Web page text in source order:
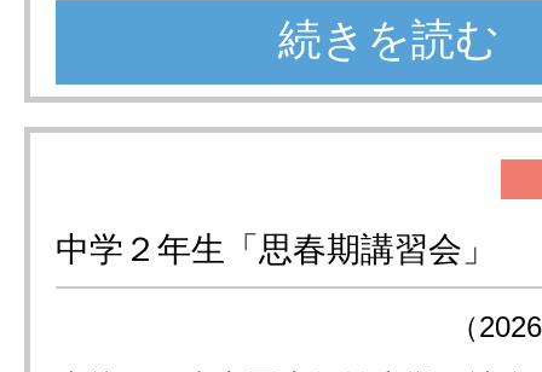
続きを読む
中学２年生「思春期講習会」
（